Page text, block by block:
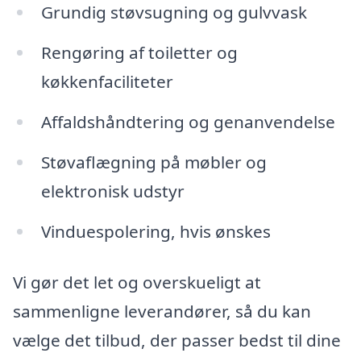
Grundig støvsugning og gulvvask
Rengøring af toiletter og
køkkenfaciliteter
Affaldshåndtering og genanvendelse
Støvaflægning på møbler og
elektronisk udstyr
Vinduespolering, hvis ønskes
Vi gør det let og overskueligt at
sammenligne leverandører, så du kan
vælge det tilbud, der passer bedst til dine